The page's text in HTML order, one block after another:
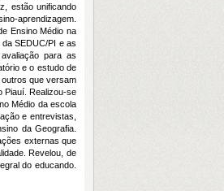
estão unificando
aprendizagem.
Ensino Médio na
SEDUC/PI e as
para as
e o estudo de
outros que versam
Piauí. Realizou-se
Médio da escola
e entrevistas,
da Geografia.
externas que
Revelou, de
do educando.